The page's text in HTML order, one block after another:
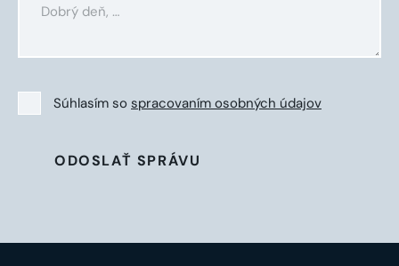
Súhlasím so spracovaním osobných údajov
ODOSLAŤ SPRÁVU